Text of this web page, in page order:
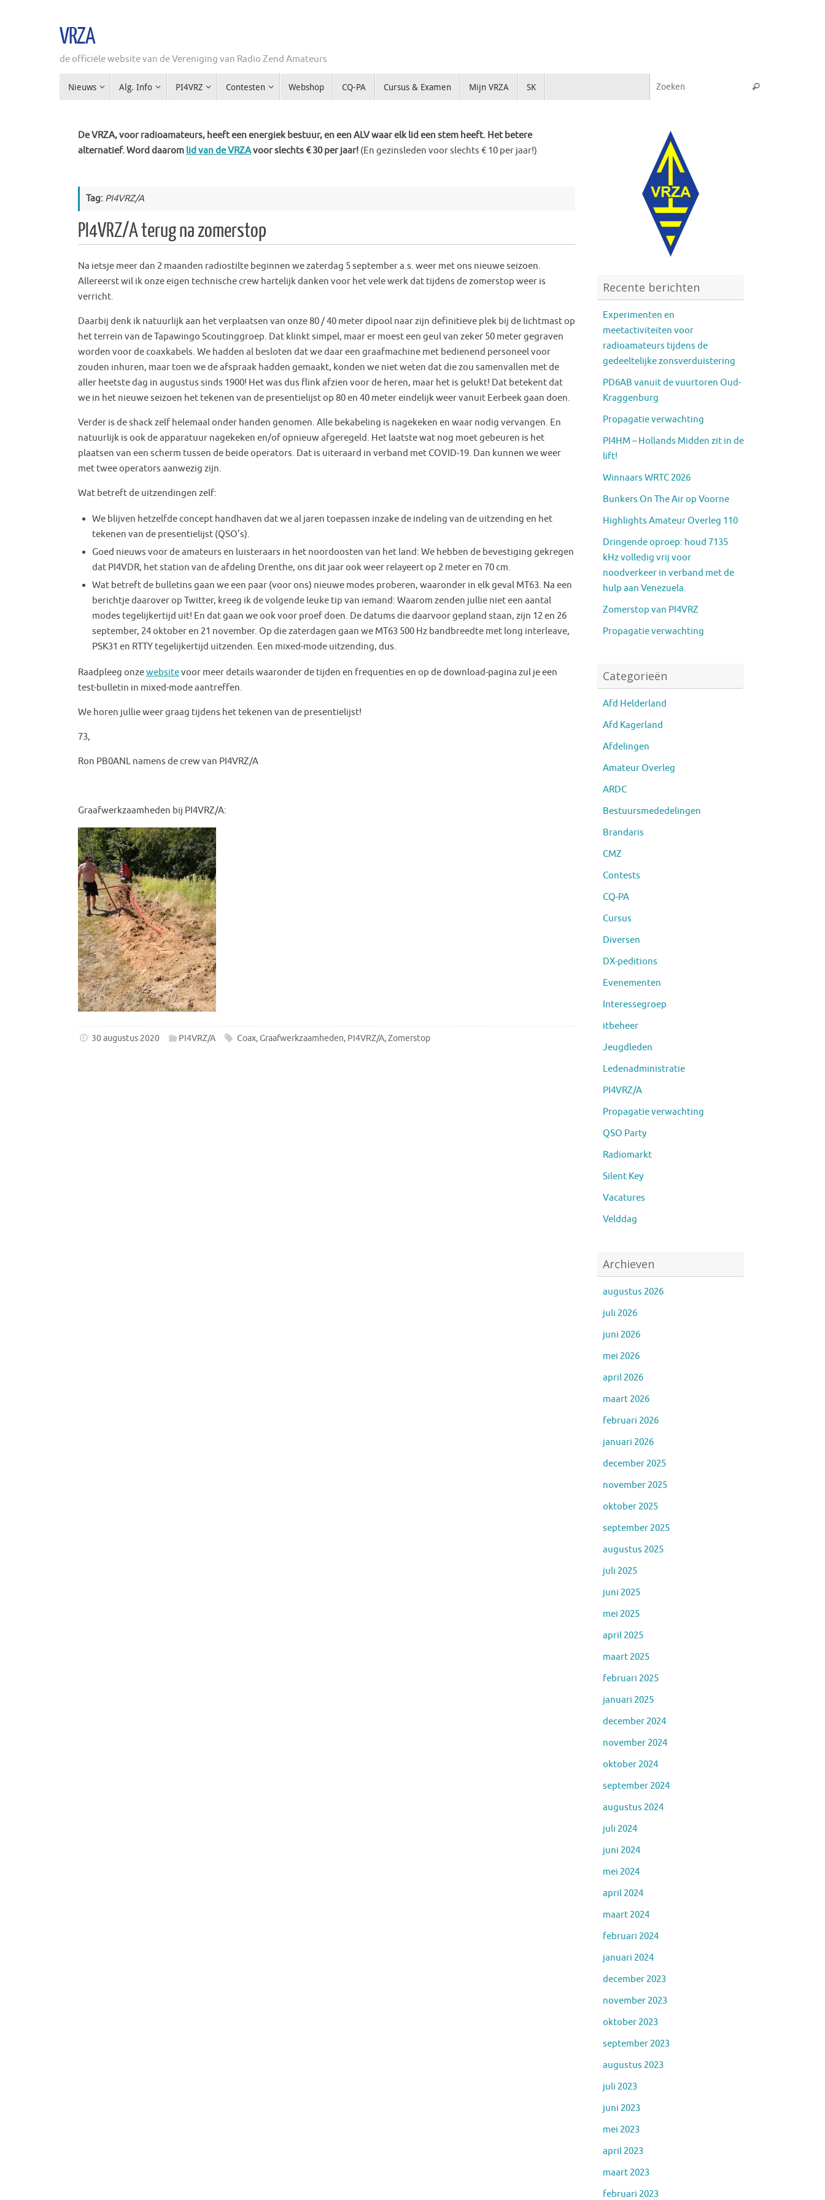
VRZA
de officiële website van de Vereniging van Radio Zend Amateurs
naarNieuws Alg. Info PI4VRZ Contesten Webshop CQ-PA Cursus & Examen Mijn VRZA SK Zoeken
De VRZA, voor radioamateurs, heeft een energiek bestuur, en een ALV waar elk lid een stem heeft. Het betere
alternatief. Word daarom lid van de VRZAvoor slechts € 30 per jaar! (En gezinsleden voor slechts € 10 per jaar!)
Tag: PI4VRZ/A
PI4VRZ/A terug na zomerstop
Na ietsje meer dan 2 maanden radiostilte beginnen we zaterdag 5 september a.s. weer met ons nieuwe seizoen.
Allereerst wil ik onze eigen technische crew hartelijk danken voor het vele werk dat tijdens de zomerstop weer is
verricht.
Daarbij denk ik natuurlijk aan het verplaatsen van onze 80 / 40 meter dipool naar zijn definitieve plek bij de lichtmast op
het terrein van de Tapawingo Scoutinggroep. Dat klinkt simpel, maar er moest een geul van zeker 50 meter gegraven
worden voor de coaxkabels. We hadden al besloten dat we daar een graafmachine met bedienend personeel voor
zouden inhuren, maar toen we de afspraak hadden gemaakt, konden we niet weten dat die zou samenvallen met de
aller heetste dag in augustus sinds 1900! Het was dus flink afzien voor de heren, maar het is gelukt! Dat betekent dat
we in het nieuwe seizoen het tekenen van de presentielijst op 80 en 40 meter eindelijk weer vanuit Eerbeek gaan doen.
Verder is de shack zelf helemaal onder handen genomen. Alle bekabeling is nagekeken en waar nodig vervangen. En
natuurlijk is ook de apparatuur nagekeken en/of opnieuw afgeregeld. Het laatste wat nog moet gebeuren is het
plaatsen van een scherm tussen de beide operators. Dat is uiteraard in verband met COVID-19. Dan kunnen we weer
met twee operators aanwezig zijn.
Wat betreft de uitzendingen zelf:
We blijven hetzelfde concept handhaven dat we al jaren toepassen inzake de indeling van de uitzending en het
tekenen van de presentielijst (QSO’s).
Goed nieuws voor de amateurs en luisteraars in het noordoosten van het land: We hebben de bevestiging gekregen
dat PI4VDR, het station van de afdeling Drenthe, ons dit jaar ook weer relayeert op 2 meter en 70 cm.
Wat betreft de bulletins gaan we een paar (voor ons) nieuwe modes proberen, waaronder in elk geval MT63. Na een
berichtje daarover op Twitter, kreeg ik de volgende leuke tip van iemand: Waarom zenden jullie niet een aantal
modes tegelijkertijd uit! En dat gaan we ook voor proef doen. De datums die daarvoor gepland staan, zijn 12 en 26
september, 24 oktober en 21 november. Op die zaterdagen gaan we MT63 500 Hz bandbreedte met long interleave,
PSK31 en RTTY tegelijkertijd uitzenden. Een mixed-mode uitzending, dus.
Raadpleeg onzewebsitevoor meer details waaronder de tijden en frequenties en op de download-pagina zul je een
test-bulletin in mixed-mode aantreffen.
We horen jullie weer graag tijdens het tekenen van de presentielijst!
73,
Ron PB0ANL namens de crew van PI4VRZ/A
Graafwerkzaamheden bij PI4VRZ/A:
30 augustus 2020 PI4VRZ/A Coax,Graafwerkzaamheden, PI4VRZ/A,Zomerstop
Recente berichten
Experimenten en
meetactiviteiten voor
radioamateurs tijdens de
gedeeltelijke zonsverduistering
PD6AB vanuit de vuurtoren Oud-
Kraggenburg
Propagatie verwachting
PI4HM – Hollands Midden zit in de
lift!
Winnaars WRTC 2026
Bunkers On The Air op Voorne
Highlights Amateur Overleg 110
Dringende oproep: houd 7135
kHz volledig vrij voor
noodverkeer in verband met de
hulp aan Venezuela.
Zomerstop van PI4VRZ
Propagatie verwachting
Categorieën
Afd Helderland
Afd Kagerland
Afdelingen
Amateur Overleg
ARDC
Bestuursmededelingen
Brandaris
CMZ
Contests
CQ-PA
Cursus
Diversen
DX-peditions
Evenementen
Interessegroep
itbeheer
Jeugdleden
Ledenadministratie
PI4VRZ/A
Propagatie verwachting
QSO Party
Radiomarkt
Silent Key
Vacatures
Velddag
Archieven
augustus 2026
juli 2026
juni 2026
mei 2026
april 2026
maart 2026
februari 2026
januari 2026
december 2025
november 2025
oktober 2025
september 2025
augustus 2025
juli 2025
juni 2025
mei 2025
april 2025
maart 2025
februari 2025
januari 2025
december 2024
november 2024
oktober 2024
september 2024
augustus 2024
juli 2024
juni 2024
mei 2024
april 2024
maart 2024
februari 2024
januari 2024
december 2023
november 2023
oktober 2023
september 2023
augustus 2023
juli 2023
juni 2023
mei 2023
april 2023
maart 2023
februari 2023